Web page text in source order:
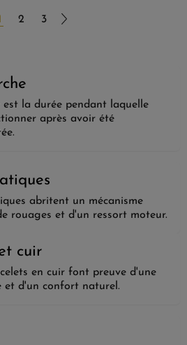
2 3
est la durée pendant laquelle
après avoir été
abritent un mécanisme
rouages et d'un ressort moteur.
cuir
en cuir font preuve d'une
et d'un confort naturel.